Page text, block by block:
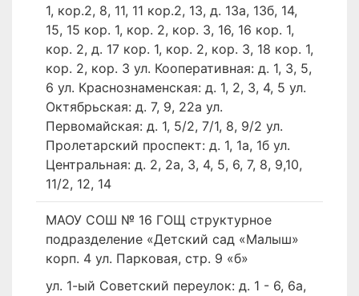
1, кор.2, 8, 11, 11 кор.2, 13, д. 13а, 13б, 14,
15, 15 кор. 1, кор. 2, кор. 3, 16, 16 кор. 1,
кор. 2, д. 17 кор. 1, кор. 2, кор. 3, 18 кор. 1,
кор. 2, кор. 3 ул. Кооперативная: д. 1, 3, 5,
6 ул. Краснознаменская: д. 1, 2, 3, 4, 5 ул.
Октябрьская: д. 7, 9, 22а ул.
Первомайская: д. 1, 5/2, 7/1, 8, 9/2 ул.
Пролетарский проспект: д. 1, 1а, 1б ул.
Центральная: д. 2, 2а, 3, 4, 5, 6, 7, 8, 9,10,
11/2, 12, 14
МАОУ СОШ № 16 ГОЩ структурное
подразделение «Детский сад «Малыш»
корп. 4 ул. Парковая, стр. 9 «б»
ул. 1-ый Советский переулок: д. 1 - 6, 6а,